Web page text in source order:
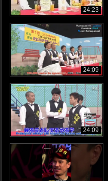
24:23
24:09
24:09